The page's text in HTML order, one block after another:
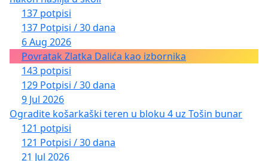
137 potpisi
137 Potpisi / 30 dana
6 Aug 2026
Povratak Zlatka Dalića kao izbornika
143 potpisi
129 Potpisi / 30 dana
9 Jul 2026
Ogradite košarkaški teren u bloku 4 uz Tošin bunar
121 potpisi
121 Potpisi / 30 dana
21 Jul 2026